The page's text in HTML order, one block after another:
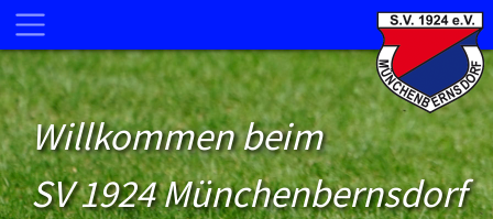
Willkommen beim
SV 1924 Münchenbernsdorf